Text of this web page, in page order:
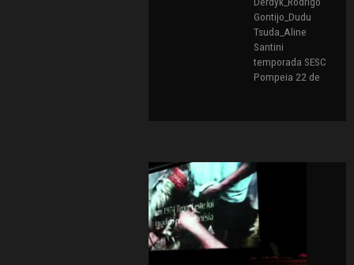
Gontijo_Dudu
Tsuda_Aline
Santini
temporada SESC
Pompeia 22 de